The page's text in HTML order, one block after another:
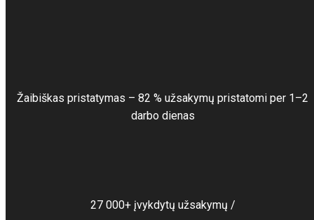
Žaibiškas pristatymas – 82 % užsakymų pristatomi per 1–2
darbo dienas
27 000+ įvykdytų užsakymų /